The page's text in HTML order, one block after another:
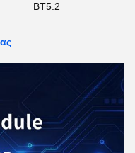
BT5.2